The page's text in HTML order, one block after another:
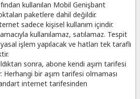
kullanılan Mobil Genişbant
paketlere dahil değildir.
sadece kişisel kullanım içindir.
kullanılamaz, satılamaz. Tespit
işlem yapılacak ve hatları tek taraflı
sonra, abone kendi aşım tarifesi
Herhangi bir aşım tarifesi olmaması
internet tarifesinden